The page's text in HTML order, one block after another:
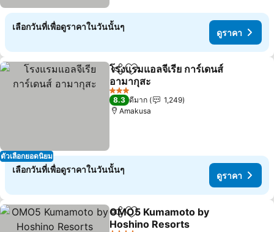
เลือกวันที่เพื่อดูราคาในวันนั้นๆ
ดูราคา
ตัวเลือกยอดนิยม
แชร์ เพิ่มในรายการโปรด
โรงแรมแอลจีเรีย การ์เดนส์
อามากุสะ
3 ดาว
8.3 ดีมาก
1,249
Amakusa
เลือกวันที่เพื่อดูราคาในวันนั้นๆ
ดูราคา
แชร์ เพิ่มในรายการโปรด
OMO5 Kumamoto by
Hoshino Resorts